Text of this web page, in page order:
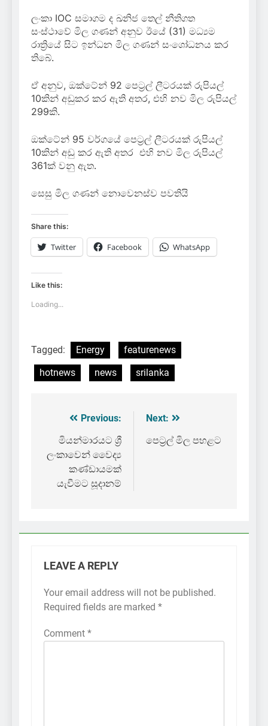
ලංකා IOC සමාගම ද ඛනිජ තෙල් නීතිගත
සංස්ථාවේ මිල ගණන් අනුව ඊයේ (31) මධ්‍යම
රාත්‍රියේ සිට ඉන්ධන මිල ගණන් සංශෝධනය කර
තිබේ.
ඒ අනුව, ඔක්ටේන් 92 පෙට්‍රල් ලීටරයක් රුපියල්
10කින් අඩුකර කර ඇති අතර, එහි නව මිල රුපියල්
299කි.
ඔක්ටේන් 95 වර්ගයේ පෙට්‍රල් ලීටරයක් රුපියල්
10කින් අඩු කර ඇති අතර එහි නව මිල රුපියල්
361ක් වනු ඇත.
සෙසු මිල ගණන් නොවෙනස්ව පවතියි
Share this:
Twitter Facebook WhatsApp
Like this:
Loading...
Tagged: Energy
featurenews
hotnews
news srilanka
Post
navigation
Previous:
මියන්මාරයට ශ්‍රී
ලංකාවෙන් වෛද්‍ය
කණ්ඩායමක්
යැවීමට සූදානම්
Next:
පෙට්‍රල් මිල පහළට
LEAVE A REPLY
Your email address will not be published.
Required fields are marked *
Comment *